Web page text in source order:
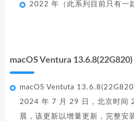
2022 年（此系列目前只有一
macOS Ventura
macOS Ventuta
2024 年 7 月 29 日，北京时间
晨，该更新以增量更新，完整安